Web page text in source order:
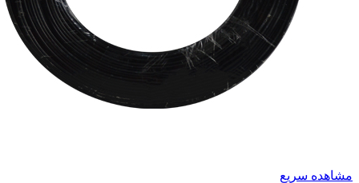
مشاهده سریع